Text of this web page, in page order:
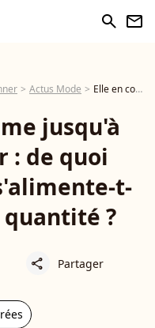
search newsletter
Actus Mode Elle en consomme jusqu'à douze par jour : de quoi Kendall Jenner s'alimente-t-elle en grande quantité ?
jusqu'à
: de quoi
t-
?
share Partager